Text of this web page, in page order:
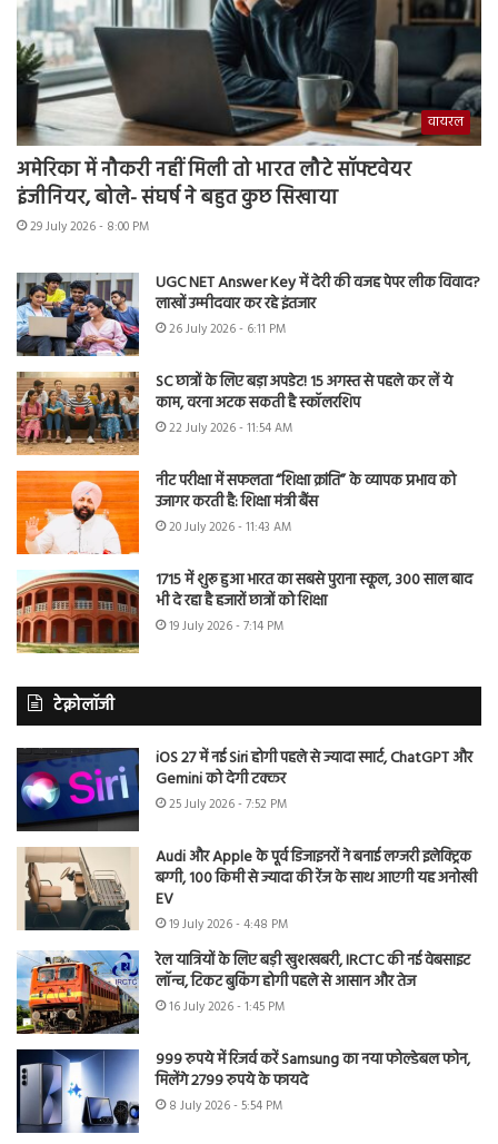
वायरल
अमेरिका में नौकरी नहीं मिली तो भारत लौटे सॉफ्टवेयर
इंजीनियर, बोले- संघर्ष ने बहुत कुछ सिखाया
29 July 2026 - 8:00 PM
UGC NET Answer Key में देरी की वजह पेपर लीक विवाद?
लाखों उम्मीदवार कर रहे इंतजार
26 July 2026 - 6:11 PM
SC छात्रों के लिए बड़ा अपडेट! 15 अगस्त से पहले कर लें ये
काम, वरना अटक सकती है स्कॉलरशिप
22 July 2026 - 11:54 AM
नीट परीक्षा में सफलता “शिक्षा क्रांति” के व्यापक प्रभाव को
उजागर करती है: शिक्षा मंत्री बैंस
20 July 2026 - 11:43 AM
1715 में शुरू हुआ भारत का सबसे पुराना स्कूल, 300 साल बाद
भी दे रहा है हजारों छात्रों को शिक्षा
19 July 2026 - 7:14 PM
टेक्नोलॉजी
iOS 27 में नई Siri होगी पहले से ज्यादा स्मार्ट, ChatGPT और
Gemini को देगी टक्कर
25 July 2026 - 7:52 PM
Audi और Apple के पूर्व डिजाइनरों ने बनाई लग्जरी इलेक्ट्रिक
बग्गी, 100 किमी से ज्यादा की रेंज के साथ आएगी यह अनोखी
EV
19 July 2026 - 4:48 PM
रेल यात्रियों के लिए बड़ी खुशखबरी, IRCTC की नई वेबसाइट
लॉन्च, टिकट बुकिंग होगी पहले से आसान और तेज
16 July 2026 - 1:45 PM
999 रुपये में रिजर्व करें Samsung का नया फोल्डेबल फोन,
मिलेंगे 2799 रुपये के फायदे
8 July 2026 - 5:54 PM